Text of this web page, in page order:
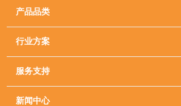
产品品类
行业方案
服务支持
新闻中心